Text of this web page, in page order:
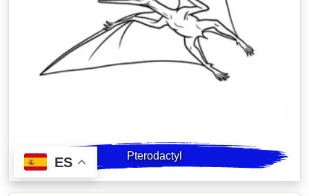
Pterodactyl
ES